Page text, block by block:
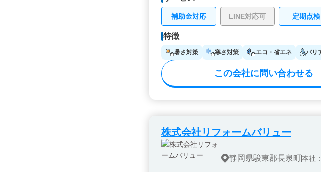
補助金対応 LINE対応可 定期点検
特徴
暑さ対策 寒さ対策 エコ・省エネ バリ
この会社に問い合わせる
株式会社リフォームバリュー
静岡県駿東郡長泉町本社